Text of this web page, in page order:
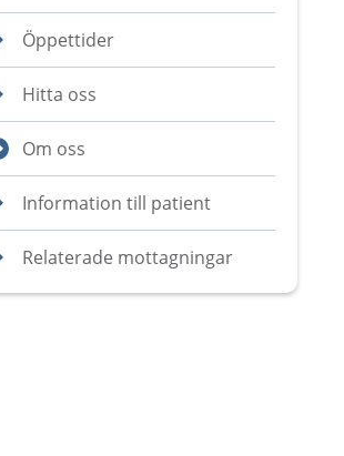
Öppettider
Hitta oss
Om oss
Information till patient
Relaterade mottagningar